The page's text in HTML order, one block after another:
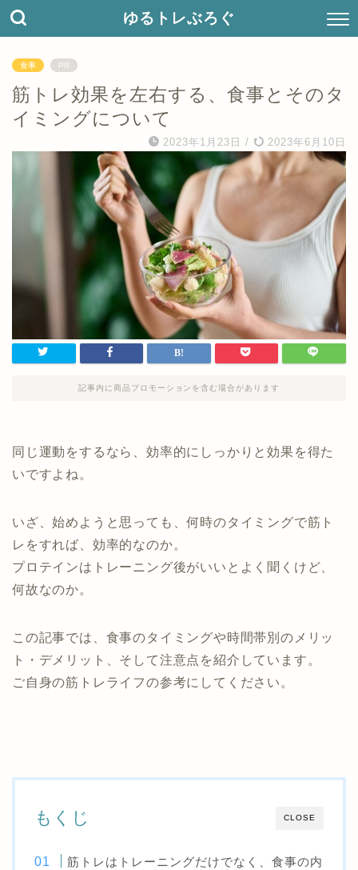
ゆるトレぶろぐ
食事 PR
筋トレ効果を左右する、食事とそのタ
イミングについて
2023年1月23日 / 2023年6月10日
記事内に商品プロモーションを含む場合があります
同じ運動をするなら、効率的にしっかりと効果を得た
いですよね。
いざ、始めようと思っても、何時のタイミングで筋ト
レをすれば、効率的なのか。
プロテインはトレーニング後がいいとよく聞くけど、
何故なのか。
この記事では、食事のタイミングや時間帯別のメリッ
ト・デメリット、そして注意点を紹介しています。
ご自身の筋トレライフの参考にしてください。
CLOSE
もくじ
筋トレはトレーニングだけでなく、食事の内